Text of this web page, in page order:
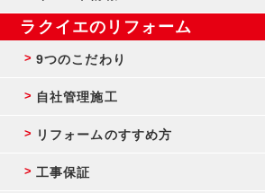
ラクイエのリフォーム
9つのこだわり
自社管理施工
リフォームのすすめ方
工事保証